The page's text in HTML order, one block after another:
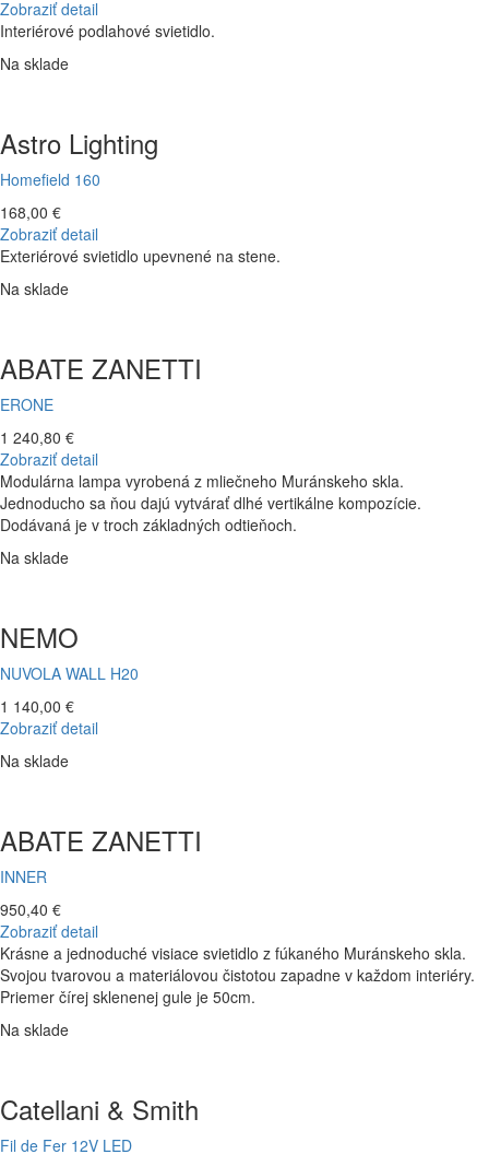
Zobraziť detail
Interiérové podlahové svietidlo.
Na sklade
Astro Lighting
Homefield 160
168,00 €
Zobraziť detail
Exteriérové svietidlo upevnené na stene.
Na sklade
ABATE ZANETTI
ERONE
1 240,80 €
Zobraziť detail
Modulárna lampa vyrobená z mliečneho Muránskeho skla.
Jednoducho sa ňou dajú vytvárať dlhé vertikálne kompozície.
Dodávaná je v troch základných odtieňoch.
Na sklade
NEMO
NUVOLA WALL H20
1 140,00 €
Zobraziť detail
Na sklade
ABATE ZANETTI
INNER
950,40 €
Zobraziť detail
Krásne a jednoduché visiace svietidlo z fúkaného Muránskeho skla.
Svojou tvarovou a materiálovou čistotou zapadne v každom interiéry.
Priemer čírej sklenenej gule je 50cm.
Na sklade
Catellani & Smith
Fil de Fer 12V LED